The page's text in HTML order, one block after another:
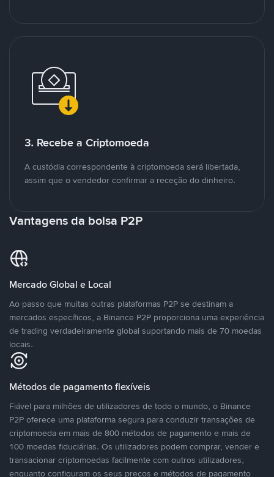
3. Recebe a Criptomoeda
A custódia correspondente à criptomoeda será libertada,
assim que o vendedor confirmar a receção do dinheiro.
Vantagens da bolsa P2P
Mercado Global e Local
Ao passo que muitas outras plataformas P2P se destinam a
mercados específicos, a Binance P2P proporciona uma experiência
de trading verdadeiramente global suportando mais de 70 moedas
locais.
Métodos de pagamento flexíveis
Fiável para milhões de utilizadores de todo o mundo, o Binance
P2P oferece uma plataforma segura para conduzir transações de
criptomoeda em mais de 800 métodos de pagamento e mais de
100 moedas fiduciárias. Os utilizadores podem comprar, vender e
transacionar criptomoedas facilmente com outros utilizadores,
enquanto configuram os seus preços e métodos de pagamento